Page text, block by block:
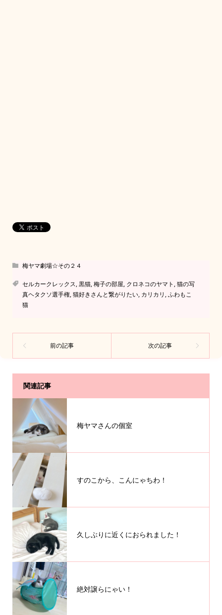
梅ヤマ劇場☆その２４
セルカークレックス,黒猫,梅子の部屋, クロネコのヤマト ,猫の写
真ヘタクソ選手権,猫好きさんと繋がりたい, カリカリ ,ふわもこ
猫
関連記事
梅ヤマさんの個室
すのこから、こんにゃちわ！
久しぶりに近くにおられました！
絶対譲らにゃい！